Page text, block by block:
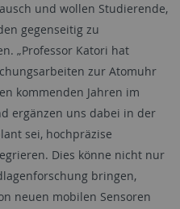
und wollen Studierende,
gegenseitig zu
„Professor Katori hat
zur Atomuhr
kommenden Jahren im
ergänzen uns dabei in der
sei, hochpräzise
Dies könne nicht nur
bringen,
neuen mobilen Sensoren